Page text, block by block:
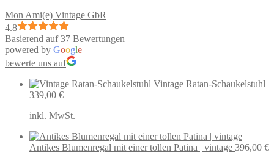
Mon Ami(e) Vintage GbR
4.8
Basierend auf 37 Bewertungen
powered by Google
bewerte uns auf
Vintage Ratan-Schaukelstuhl
339,00 €
inkl. MwSt.
Antikes Blumenregal mit einer tollen Patina | vintage 396,00 €